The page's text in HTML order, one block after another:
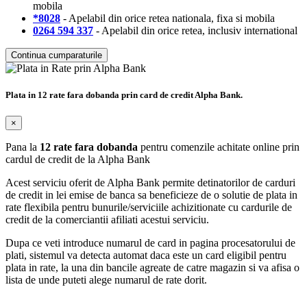
mobila
*8028 - Apelabil din orice retea nationala, fixa si mobila
0264 594 337 - Apelabil din orice retea, inclusiv international
Continua cumparaturile
Plata in 12 rate fara dobanda prin card de credit Alpha Bank.
×
Pana la 12 rate fara dobanda pentru comenzile achitate online prin
cardul de credit de la Alpha Bank
Acest serviciu oferit de Alpha Bank permite detinatorilor de carduri
de credit in lei emise de banca sa beneficieze de o solutie de plata in
rate flexibila pentru bunurile/serviciile achizitionate cu cardurile de
credit de la comerciantii afiliati acestui serviciu.
Dupa ce veti introduce numarul de card in pagina procesatorului de
plati, sistemul va detecta automat daca este un card eligibil pentru
plata in rate, la una din bancile agreate de catre magazin si va afisa o
lista de unde puteti alege numarul de rate dorit.